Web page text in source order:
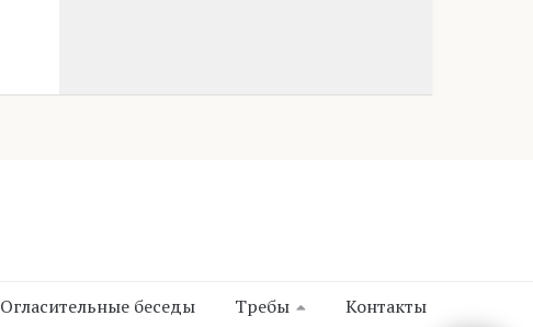
Огласительные беседы Требы Контакты